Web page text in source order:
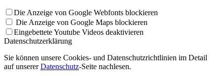
Die Anzeige von Google Webfonts blockieren
Die Anzeige von Google Maps blockieren
Eingebettete Youtube Videos deaktivieren
Datenschutzerklärung
Sie können unsere Cookies- und Datenschutzrichtlinien im Detail
auf unsererDatenschutz-Seite nachlesen.